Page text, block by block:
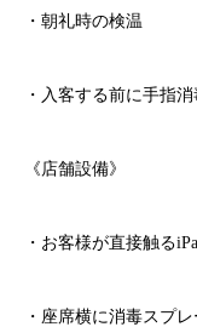
・朝礼時の検温
・入客する前に手指消
《店舗設備》
・お客様が直接触る
・座席横に消毒スプ